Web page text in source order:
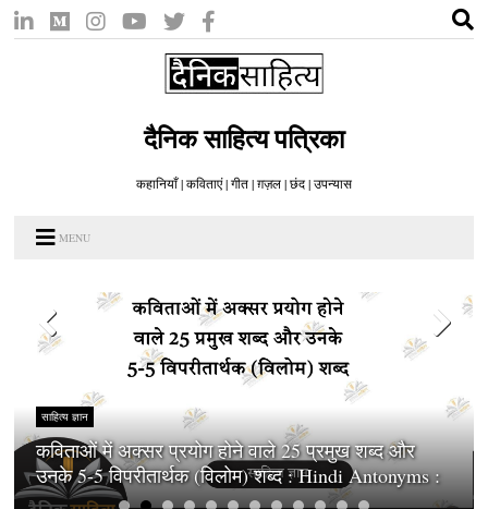
दैनिक साहित्य पत्रिका
कहानियाँ | कविताएं | गीत | ग़ज़ल | छंद | उपन्यास
MENU
साहित्य ज्ञान
कविताओं में अक्सर प्रयोग होने वाले 25 प्रमुख शब्द और
उनके 5-5 विपरीतार्थक (विलोम) शब्द : Hindi Antonyms :